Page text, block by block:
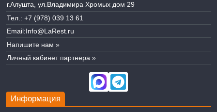
г.Алушта, ул.Владимира Хромых дом 29
Тел.: +7 (978) 039 13 61
Email:Info@LaRest.ru
Напишите нам »
Личный кабинет партнера »
Информация